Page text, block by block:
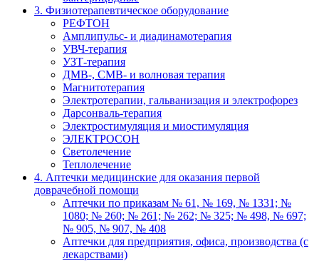
3. Физиотерапевтическое оборудование
РЕФТОН
Амплипульс- и диадинамотерапия
УВЧ-терапия
УЗТ-терапия
ДМВ-, СМВ- и волновая терапия
Магнитотерапия
Электротерапии, гальванизация и электрофорез
Дарсонваль-терапия
Электростимуляция и миостимуляция
ЭЛЕКТРОСОН
Светолечение
Теплолечение
4. Аптечки медицинские для оказания первой
доврачебной помощи
Аптечки по приказам № 61, № 169, № 1331; №
1080; № 260; № 261; № 262; № 325; № 498, № 697;
№ 905, № 907, № 408
Аптечки для предприятия, офиса, производства (с
лекарствами)